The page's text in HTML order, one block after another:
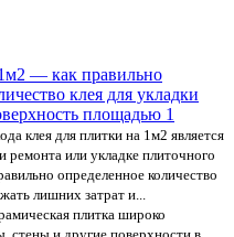
— как правильно
клея для укладки
площадью 1
клея для плитки на 1м2 является
или укладке плиточного
определенное количество
лишних затрат и...
плитка широко